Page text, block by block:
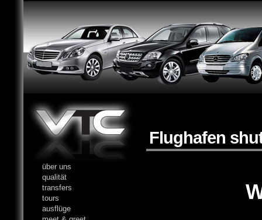
Flughafen
über uns
qualität
transfers
tours
ausflüge